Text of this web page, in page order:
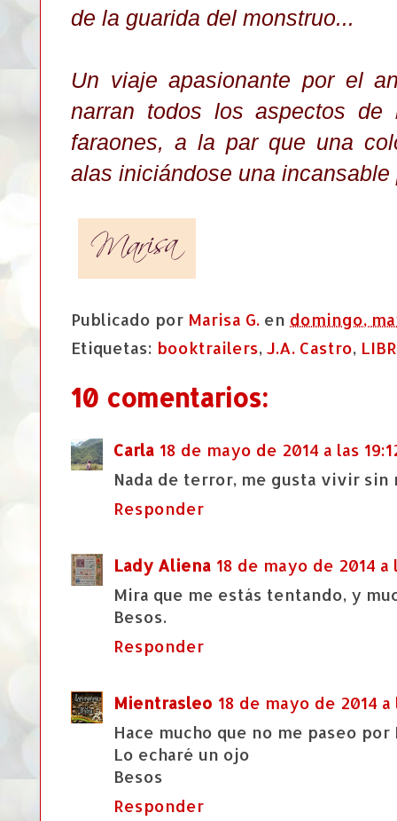
de la guarida del monstruo...
Un viaje apasionante por el
narran todos los aspectos
faraones, a la par que una
alas iniciándose una
Publicado por Marisa G. en domingo,
Etiquetas: booktrailers, J.A. Castro,
10 comentarios:
Carla 18 de mayo de 2014 a las
Nada de terror, me gusta vivir sin
Responder
Lady Aliena 18 de mayo de 2014 a
Mira que me estás tentando, y
Besos.
Responder
Mientrasleo 18 de mayo de 2014 a
Hace mucho que no me paseo
Lo echaré un ojo
Besos
Responder